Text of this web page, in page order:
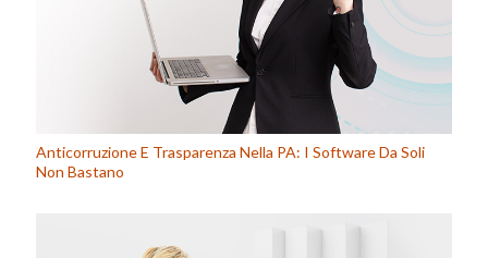
Anticorruzione E Trasparenza Nella PA: I Software Da Soli
Non Bastano